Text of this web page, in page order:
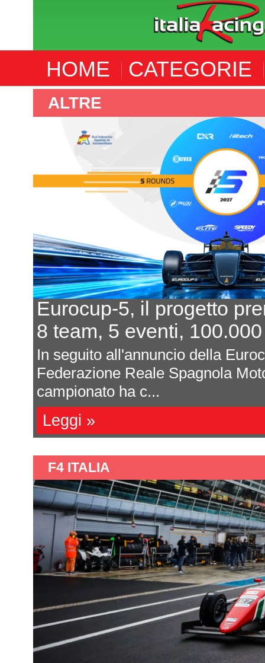
HOME CATEGORIE
prende forma
100.000 euro al primo
della Eurocup-5 da parte della
Motorsport (RFEDA), il
In
F4 ITALIA